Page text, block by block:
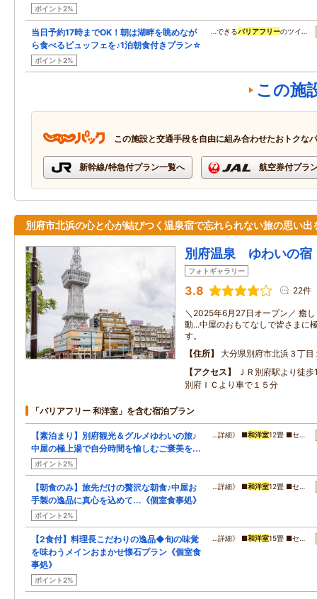
ポイント2%
当日予約17時までOK！朝は湖畔を眺めなが
ら食べるビュッフェを♪1泊朝食付きプラン☆
ポイント2%
…できるバリアフリーのツイ…
この施
この施設と交通手段を自由に組み合わせたおトクな
新幹線/特急付プラン一覧へ 航空券付プラ
別府市北浜の心と心が結びつく温泉宿で忘れられない旅の思い出
別府温泉 ゆわいの
フォトギャラリー
3.8 22件
＼2025年6月27日オープン／ 癒
動...中屋のおもてなしで皆さまに
す。
住所
大分県別府市北浜３丁目
アクセス
ＪＲ別府駅より徒
別府ＩＣより車で１５分
「バリアフリー 和洋室」を含む宿泊プラン
【素泊まり】別府観光＆グルメゆわいの旅♪
中屋の極上湯で自分時間を愉しむご褒美を...
ポイント2%
…詳細》 ■和洋室12畳 ■セ…
【朝食のみ】旅先だけの贅沢な朝食♪中屋お
手製の逸品に真心を込めて...《個室食事処》
ポイント2%
…詳細》 ■和洋室12畳 ■セ…
【2食付】料理長こだわりの逸品◆旬の味覚
を味わうメインおまかせ懐石プラン《個室食
事処》
ポイント2%
…詳細》 ■和洋室15畳 ■セ…